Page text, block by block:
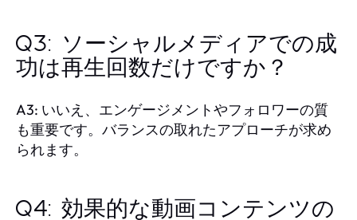
Q3: ソーシャルメディアでの成
功は再生回数だけですか？
A3: いいえ、エンゲージメントやフォロワーの質
も重要です。バランスの取れたアプローチが求め
られます。
Q4: 効果的な動画コンテンツの